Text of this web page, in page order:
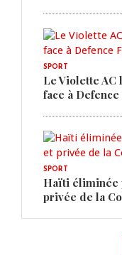
SPORT
Le Violette AC
face à
SPORT
Haïti éliminée
privée de la